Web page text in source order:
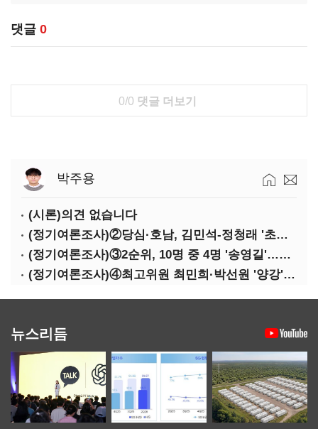
댓글 0
0/0 댓글 더보기
박주용
(시론)의견 없습니다
(정기여론조사)②당심·호남, 김민석-정청래 '초접전'
(정기여론조사)③2순위, 10명 중 4명 '송영길'…정청래 '한 자릿수'
(정기여론조사)④최고위원 최민희·박선원 '양강'…서미화·이성윤·임미애 뒤이어
뉴스리듬